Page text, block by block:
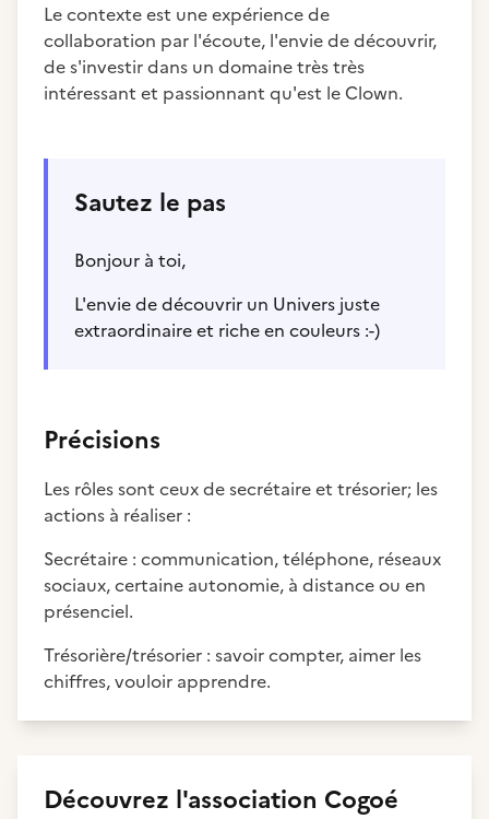
Le contexte est une expérience de
collaboration par l'écoute, l'envie de découvrir,
de s'investir dans un domaine très très
intéressant et passionnant qu'est le Clown.
Sautez le pas
Bonjour à toi,
L'envie de découvrir un Univers juste
extraordinaire et riche en couleurs :-)
Précisions
Les rôles sont ceux de secrétaire et trésorier; les
actions à réaliser :
Secrétaire : communication, téléphone, réseaux
sociaux, certaine autonomie, à distance ou en
présenciel.
Trésorière/trésorier : savoir compter, aimer les
chiffres, vouloir apprendre.
Découvrez l'association Cogoé